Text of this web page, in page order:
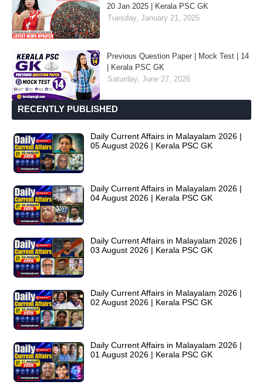
20 Jan 2025 | Kerala PSC GK
Tuesday, January 21, 2025
Previous Question Paper | Mock Test | 14
| Kerala PSC GK
Saturday, June 27, 2026
RECENTLY PUBLISHED
Daily Current Affairs in Malayalam 2026 |
05 August 2026 | Kerala PSC GK
Daily Current Affairs in Malayalam 2026 |
04 August 2026 | Kerala PSC GK
Daily Current Affairs in Malayalam 2026 |
03 August 2026 | Kerala PSC GK
Daily Current Affairs in Malayalam 2026 |
02 August 2026 | Kerala PSC GK
Daily Current Affairs in Malayalam 2026 |
01 August 2026 | Kerala PSC GK